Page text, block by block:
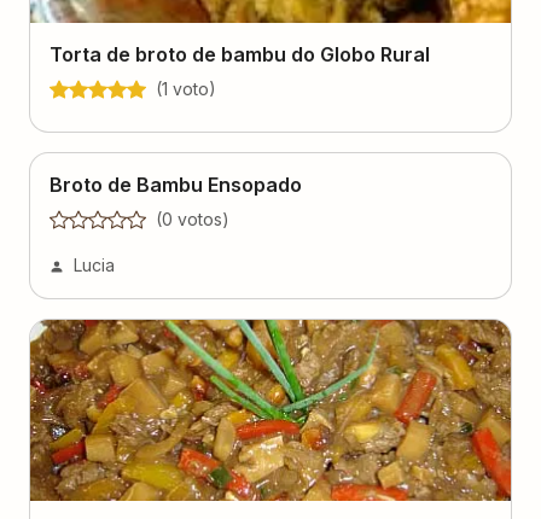
Torta de broto de bambu do Globo Rural
(1 voto)
Broto de Bambu Ensopado
(0 votos)
Lucia